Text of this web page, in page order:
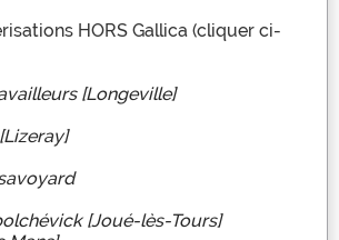
HORS Gallica (cliquer ci-
[Longeville]
[Joué-lès-Tours]